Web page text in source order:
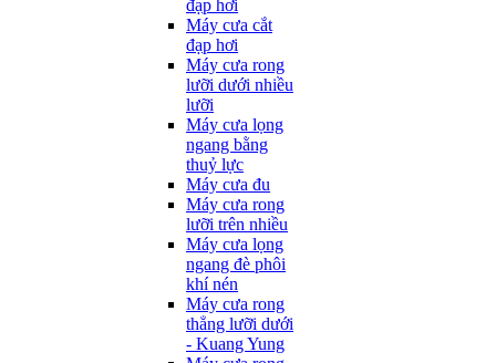
đạp hơi
Máy cưa cắt
đạp hơi
Máy cưa rong
lưỡi dưới nhiều
lưỡi
Máy cưa lọng
ngang bằng
thuỷ lực
Máy cưa đu
Máy cưa rong
lưỡi trên nhiều
Máy cưa lọng
ngang đè phôi
khí nén
Máy cưa rong
thẳng lưỡi dưới
- Kuang Yung